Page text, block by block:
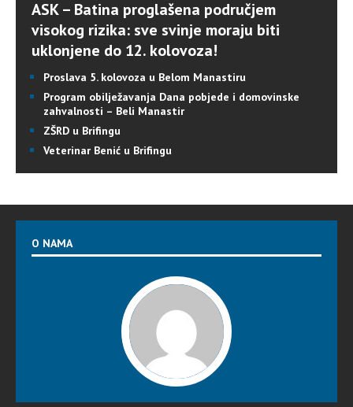
ASK – Batina proglašena područjem
visokog rizika: sve svinje moraju biti
uklonjene do 12. kolovoza!
Proslava 5. kolovoza u Belom Manastiru
Program obilježavanja Dana pobjede i domovinske
zahvalnosti – Beli Manastir
ZŠRD u Brifingu
Veterinar Benić u Brifingu
O NAMA